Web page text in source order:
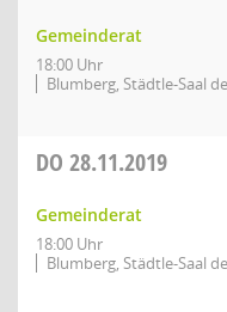
Gemeinderat
18:00 Uhr
Blumberg, Städtle-Saal
DO 28.11.2019
Gemeinderat
18:00 Uhr
Blumberg, Städtle-Saal